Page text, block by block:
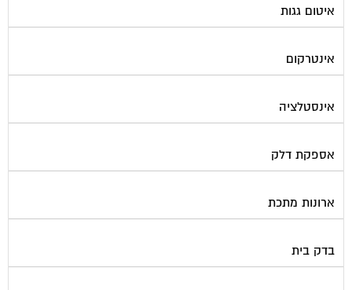
איטום גגות
אינטרקום
אינסטלציה
אספקת דלק
ארונות מתכת
בדק בית